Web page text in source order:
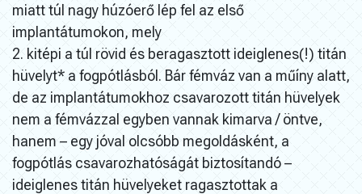
miatt túl nagy húzóerő lép fel az első
implantátumokon, mely
2. kitépi a túl rövid és beragasztott ideiglenes(!) titán
hüvelyt* a fogpótlásból. Bár fémváz van a műíny alatt,
de az implantátumokhoz csavarozott titán hüvelyek
nem a fémvázzal egyben vannak kimarva / öntve,
hanem – egy jóval olcsóbb megoldásként, a
fogpótlás csavarozhatóságát biztosítandó –
ideiglenes titán hüvelyeket ragasztottak a